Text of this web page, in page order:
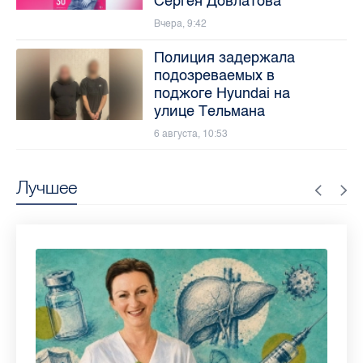
Лучшее
Вчера, 9:42
Полиция задержала
подозреваемых в
поджоге Hyundai на
улице Тельмана
6 августа, 10:53